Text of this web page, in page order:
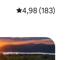
Évaluation
4,98 (183)